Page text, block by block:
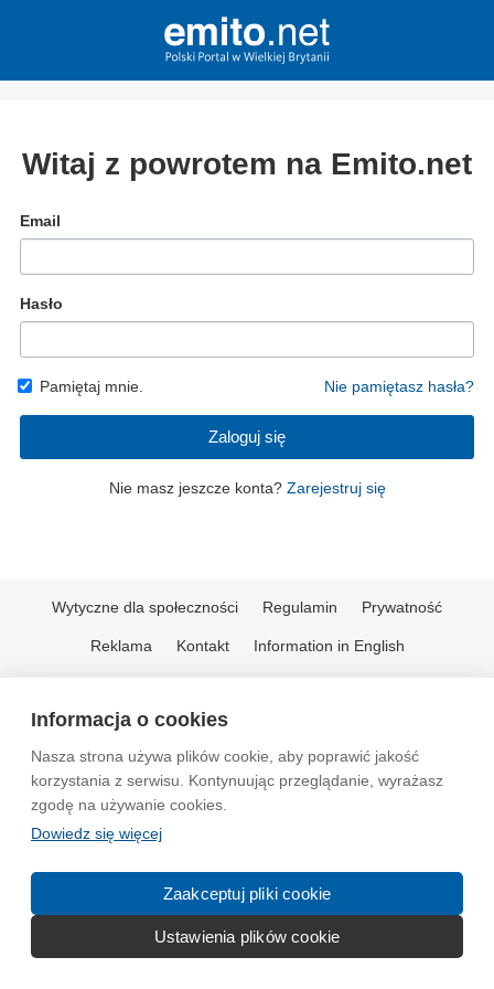
Informacja o cookies
Nasza strona używa plików cookie, aby poprawić jakość
korzystania z serwisu. Kontynuując przeglądanie, wyrażasz
zgodę na używanie cookies.
Dowiedz się więcej
Zaakceptuj pliki cookie
Ustawienia plików cookie
Witaj z powrotem na Emito.net
Email
Hasło
Pamiętaj mnie. Nie pamiętasz hasła?
Zaloguj się
Nie masz jeszcze konta? Zarejestruj się
Wytyczne dla społeczności Regulamin Prywatność
Reklama Kontakt Information in English